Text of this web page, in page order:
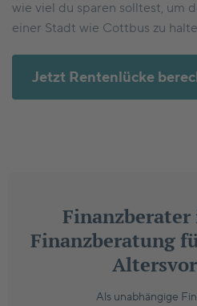
wie viel du sparen solltest, um
einer Stadt wie Cottbus zu
Jetzt Rentenlücke
Finanzberatung
Als unabhängige